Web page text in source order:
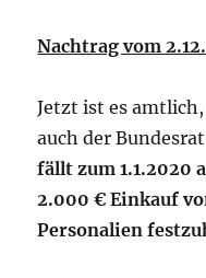
Nachtrag vom
Jetzt ist es
auch der
fällt zum 1.1.2020
2.000 € Einkauf
Personalien